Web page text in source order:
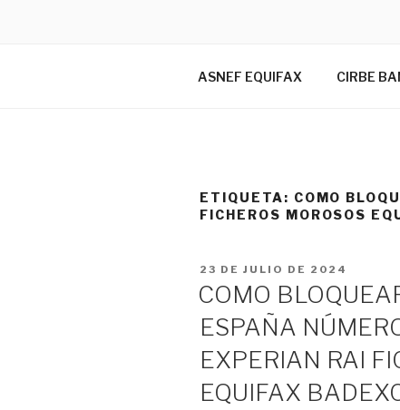
ASNEF EQUIFAX CIRBE
ETIQUETA: COMO
FICHEROS MOROSOS
PUBLICADO
23 DE JULIO DE 2024
COMO
ESPAÑA
EXPERIAN RAI
EQUIFAX